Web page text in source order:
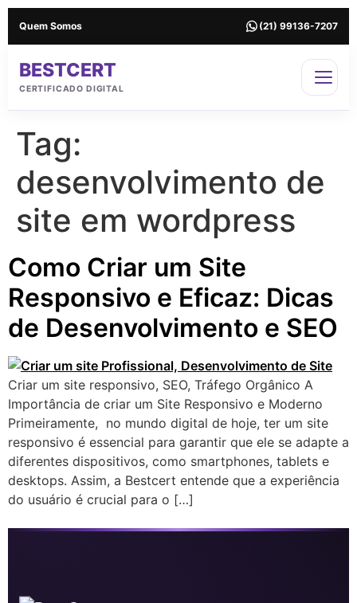
Quem Somos (21) 99136-7207
BESTCERT
CERTIFICADO DIGITAL
Tag:
desenvolvimento de
site em wordpress
Como Criar um Site
Responsivo e Eficaz: Dicas
de Desenvolvimento e SEO
Criar um site responsivo, SEO, Tráfego Orgânico A
Importância de criar um Site Responsivo e Moderno
Primeiramente, no mundo digital de hoje, ter um site
responsivo é essencial para garantir que ele se adapte a
diferentes dispositivos, como smartphones, tablets e
desktops. Assim, a Bestcert entende que a experiência
do usuário é crucial para o […]